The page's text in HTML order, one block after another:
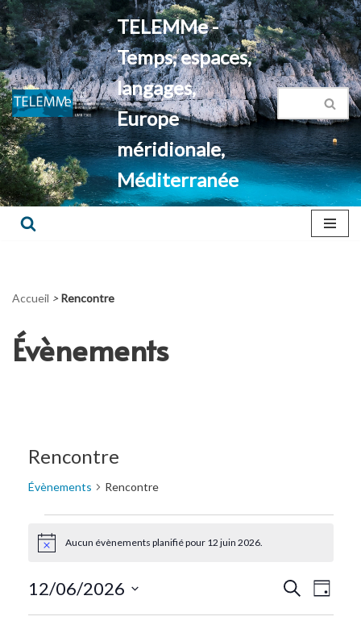
Aller
au
contenu
TELEMMe -
Temps, espaces,
langages,
Europe
méridionale,
Méditerranée
Accueil > Rencontre
Évènements
Rencontre
Évènements Rencontre
NoticeAucun évènements planifié pour 12 juin 2026.
et
Recherche
de
Jour
12/06/2026